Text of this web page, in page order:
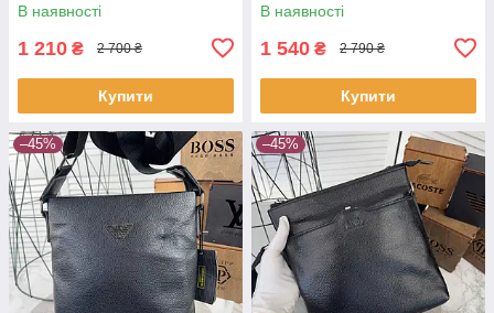
В наявності
1 210 ₴ 2 700 ₴
Купити
В наявності
1 540 ₴ 2 790 ₴
Купити
–45% –45%